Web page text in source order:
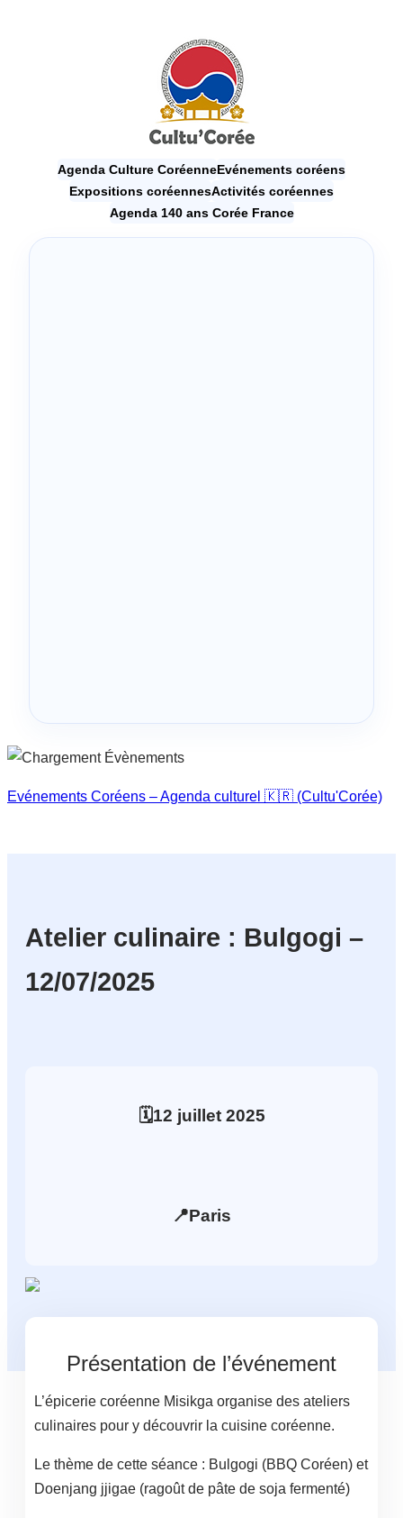
Agenda Culture CoréenneEvénements coréens
Expositions coréennesActivités coréennes
Agenda 140 ans Corée France
Evénements Coréens – Agenda culturel 🇰🇷 (Cultu'Corée)
Atelier culinaire : Bulgogi –
12/07/2025
🗓️12 juillet 2025
📍Paris
Présentation de l’événement
L’épicerie coréenne Misikga organise des ateliers
culinaires pour y découvrir la cuisine coréenne.
Le thème de cette séance : Bulgogi (BBQ Coréen) et
Doenjang jjigae (ragoût de pâte de soja fermenté)